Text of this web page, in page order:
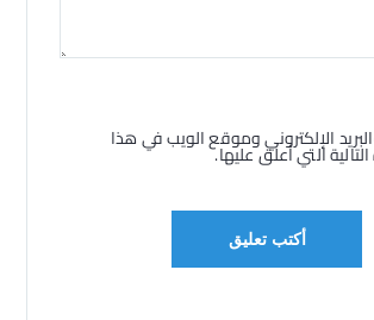
الإلكتروني وموقع الويب في هذا
التي أعلق عليها.